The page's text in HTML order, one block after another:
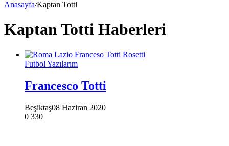
Anasayfa/Kaptan Totti
Kaptan Totti Haberleri
Futbol Yazılarım
Francesco Totti
Beşiktaş08 Haziran 2020
0 330